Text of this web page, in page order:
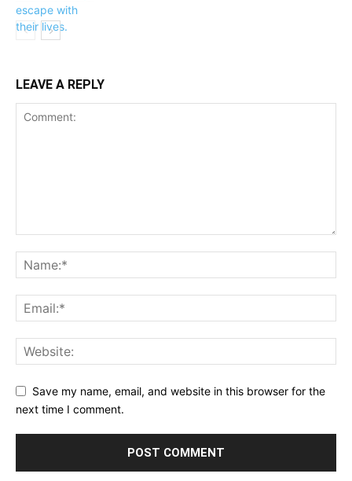
LEAVE A REPLY
Save my name, email, and website in this browser for the
next time I comment.